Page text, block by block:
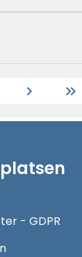
chevron_right keyboard_double_arrow_right
- GDPR